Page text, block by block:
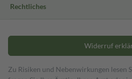
Rechtliches
Widerruf
Zu Risiken und Nebenwirkungen lesen